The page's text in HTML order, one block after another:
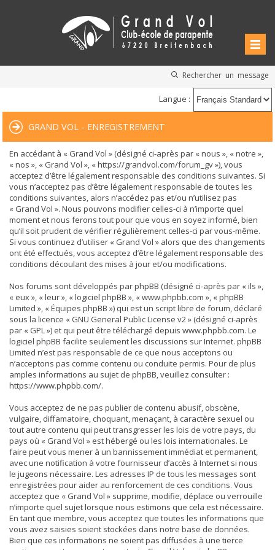
Rechercher un message
Langue :
GRAND VOL - ENREGISTREMENT
En accédant à « Grand Vol » (désigné ci-après par « nous », « notre »,
« nos », « Grand Vol », « https://grandvol.com/forum_gv »), vous
acceptez d’être légalement responsable des conditions suivantes. Si
vous n’acceptez pas d’être légalement responsable de toutes les
conditions suivantes, alors n’accédez pas et/ou n’utilisez pas
« Grand Vol ». Nous pouvons modifier celles-ci à n’importe quel
moment et nous ferons tout pour que vous en soyez informé, bien
qu’il soit prudent de vérifier régulièrement celles-ci par vous-même.
Si vous continuez d’utiliser « Grand Vol » alors que des changements
ont été effectués, vous acceptez d’être légalement responsable des
conditions découlant des mises à jour et/ou modifications.
Nos forums sont développés par phpBB (désigné ci-après par « ils »,
« eux », « leur », « logiciel phpBB », « www.phpbb.com », « phpBB
Limited », « Équipes phpBB ») qui est un script libre de forum, déclaré
sous la licence « GNU General Public License v2» (désigné ci-après
par « GPL ») et qui peut être téléchargé depuis www.phpbb.com. Le
logiciel phpBB facilite seulement les discussions sur Internet. phpBB
Limited n’est pas responsable de ce que nous acceptons ou
n’acceptons pas comme contenu ou conduite permis. Pour de plus
amples informations au sujet de phpBB, veuillez consulter :
https://www.phpbb.com/.
Vous acceptez de ne pas publier de contenu abusif, obscène,
vulgaire, diffamatoire, choquant, menaçant, à caractère sexuel ou
tout autre contenu qui peut transgresser les lois de votre pays, du
pays où « Grand Vol » est hébergé ou les lois internationales. Le
faire peut vous mener à un bannissement immédiat et permanent,
avec une notification à votre fournisseur d’accès à Internet si nous
le jugeons nécessaire. Les adresses IP de tous les messages sont
enregistrées pour aider au renforcement de ces conditions. Vous
acceptez que « Grand Vol » supprime, modifie, déplace ou verrouille
n’importe quel sujet lorsque nous estimons que cela est nécessaire.
En tant que membre, vous acceptez que toutes les informations que
vous avez saisies soient stockées dans notre base de données.
Bien que ces informations ne soient pas diffusées à une tierce